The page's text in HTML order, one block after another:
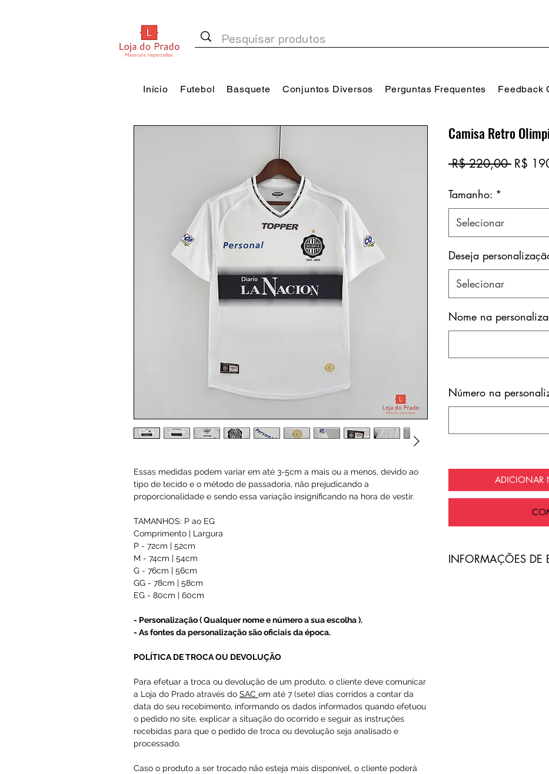
Início Futebol Basquete Conjuntos Diversos Perguntas Frequentes Feedback
Essas medidas podem variar em até 3-5cm a mais ou a menos, devido ao
tipo de tecido e o método de passadoria, não prejudicando a
proporcionalidade e sendo essa variação insignificando na hora de vestir.
TAMANHOS: P ao EG
Comprimento | Largura
P - 72cm | 52cm
M - 74cm | 54cm
G - 76cm | 56cm
GG - 78cm | 58cm
EG - 80cm | 60cm
- Personalização ( Qualquer nome e número a sua escolha ).
- As fontes da personalização são oficiais da época.
POLÍTICA DE TROCA OU DEVOLUÇÃO
Para efetuar a troca ou devolução de um produto, o cliente deve comunicar
a Loja do Prado através do SAC em até 7 (sete) dias corridos a contar da
data do seu recebimento, informando os dados informados quando efetuou
o pedido no site, explicar a situação do ocorrido e seguir as instruções
recebidas para que o pedido de troca ou devolução seja analisado e
processado.
Caso o produto a ser trocado não esteja mais disponível, o cliente poderá
Camisa Retro
R$ 220,00 Preço
R$
Tamanho: *
Selecionar
Deseja
Selecionar
Nome na
Número na
ADICIONAR
​INFORMAÇÕES DE